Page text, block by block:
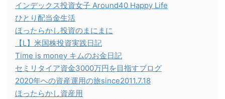
インデックス投資女子 Around40 Happy Life
ひとり配当金生活
ほったらかし投資のまにまに
【L】米国株投資実践日記
Time is money キムのお金日記
セミリタイア資金3000万円を目指すブログ
2020年への資産運用の旅since2011.7.18
ほったらかし資産用